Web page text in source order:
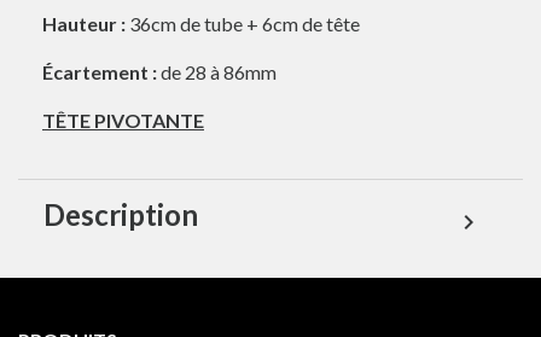
Hauteur : 36cm de tube + 6cm de tête
Écartement :de 28 à 86mm
TÊTE PIVOTANTE
Description expand_more